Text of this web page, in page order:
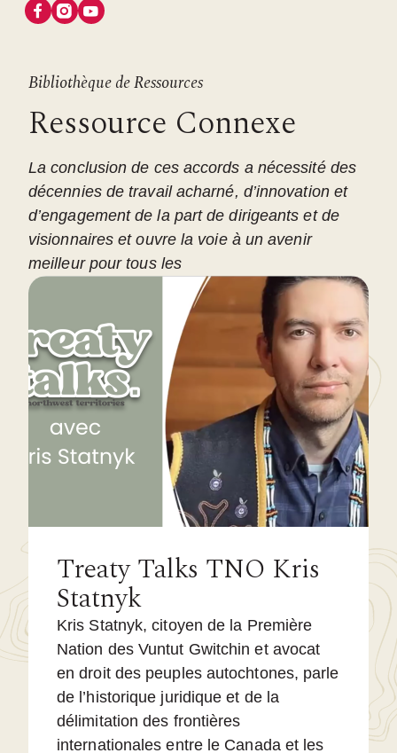
Bibliothèque de Ressources
Ressource Connexe
La conclusion de ces accords a nécessité des
décennies de travail acharné, d’innovation et
d’engagement de la part de dirigeants et de
visionnaires et ouvre la voie à un avenir
meilleur pour tous les
Treaty Talks TNO Kris
Statnyk
Kris Statnyk, citoyen de la Première
Nation des Vuntut Gwitchin et avocat
en droit des peuples autochtones, parle
de l’historique juridique et de la
délimitation des frontières
internationales entre le Canada et les